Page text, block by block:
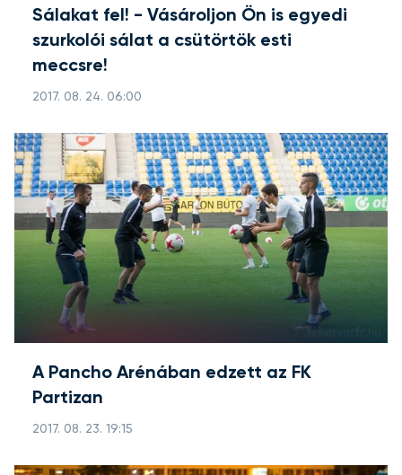
Sálakat fel! - Vásároljon Ön is egyedi
szurkolói sálat a csütörtök esti
meccsre!
2017. 08. 24. 06:00
A Pancho Arénában edzett az FK
Partizan
2017. 08. 23. 19:15